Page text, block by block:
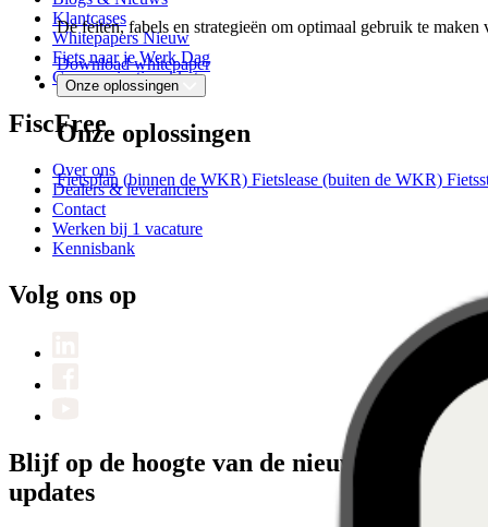
De feiten, fabels en strategieën om optimaal gebruik te
Download whitepaper
Onze oplossingen
Onze oplossingen
Fietsplan (binnen de WKR) Fietslease (buiten de WKR)
Klantcases
Whitepapers Nieuw
Fiets naar je Werk Dag
Communicatiepakket
FiscFree
Over ons
Dealers & leveranciers
Contact
Werken bij 1 vacature
Kennisbank
Volg ons op
Blijf op de hoogte van de nieuwste
updates